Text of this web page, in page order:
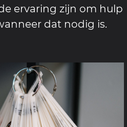
ervaring zijn om hulp
dat nodig is.